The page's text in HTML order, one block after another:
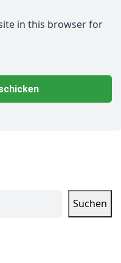
in this browser for
Suchen